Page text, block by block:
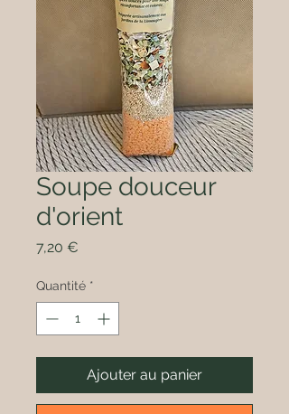
Soupe douceur
d'orient
7,20 €
Quantité *
Ajouter au panier